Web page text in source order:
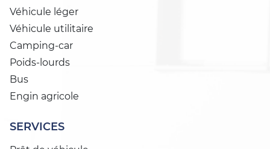
Véhicule léger
Véhicule utilitaire
Camping-car
Poids-lourds
Bus
Engin agricole
SERVICES